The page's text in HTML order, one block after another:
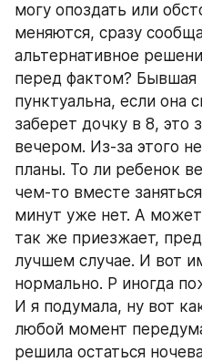
могу опоздать или
меняются, сразу
альтернативное
перед фактом? Бывшая
пунктуальна, если она
заберет дочку в 8, это
вечером. Из-за этого
планы. То ли ребенок
чем-то вместе
минут уже нет. А
так же приезжает,
лучшем случае. И вот
нормально. Р иногда
И я подумала, ну вот
любой момент
решила остаться